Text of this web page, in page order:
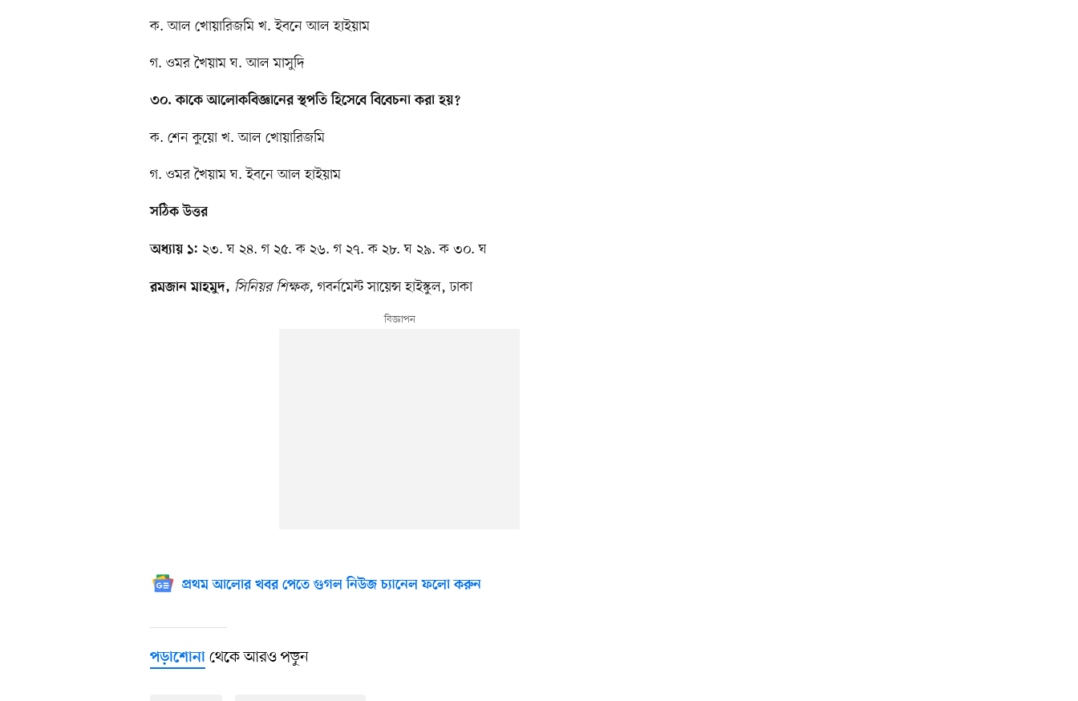
ক. আল খোয়ারিজমি খ. ইবনে আল হাইয়াম
গ. ওমর খৈয়াম ঘ. আল মাসুদি
৩০. কাকে আলোকবিজ্ঞানের স্থপতি হিসেবে বিবেচনা করা হয়?
ক. শেন কুয়ো খ. আল খোয়ারিজমি
গ. ওমর খৈয়াম ঘ. ইবনে আল হাইয়াম
সঠিক উত্তর
অধ্যায় ১: ২৩. ঘ ২৪. গ ২৫. ক ২৬. গ ২৭. ক ২৮. ঘ ২৯. ক ৩০. ঘ
রমজান মাহমুদ, সিনিয়র শিক্ষক, গবর্নমেন্ট সায়েন্স হাইস্কুল, ঢাকা
প্রথম আলোর খবর পেতে গুগল নিউজ চ্যানেল ফলো করুন
পড়াশোনা থেকে আরও পড়ুন